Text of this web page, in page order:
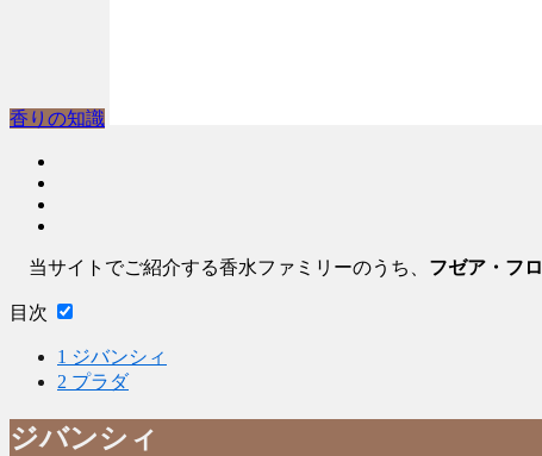
香りの知識
当サイトでご紹介する香水ファミリーのうち、 フゼア・フ
目次
1 ジバンシィ
2 プラダ
ジバンシィ